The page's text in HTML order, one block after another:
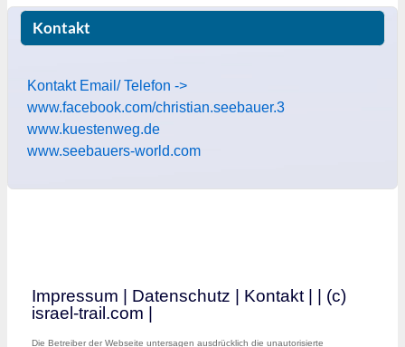
Kontakt
Kontakt Email/ Telefon ->
www.facebook.com/christian.seebauer.3
www.kuestenweg.de
www.seebauers-world.com
Impressum | Datenschutz | Kontakt| | (c)
israel-trail.com |
Die Betreiber der Webseite untersagen ausdrücklich die unautorisierte